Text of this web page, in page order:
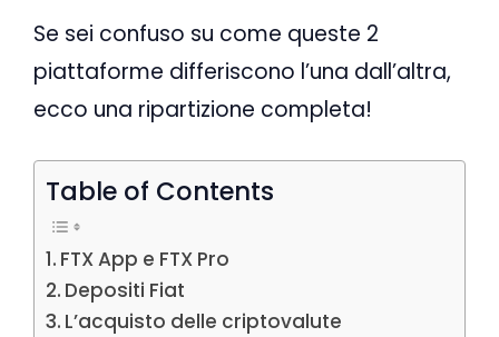
Se sei confuso su come queste 2
piattaforme differiscono l’una dall’altra,
ecco una ripartizione completa!
Table of Contents
FTX App e FTX Pro
Depositi Fiat
L’acquisto delle criptovalute